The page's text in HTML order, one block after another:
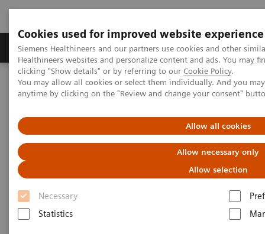
Cookies used for improved website experience
Siemens Healthineers and our partners use cookies and other
Healthineers websites and personalize content and ads. You may
clicking "Show details" or by referring to our Cookie Policy.
You may allow all cookies or select them individually. And you
anytime by clicking on the "Review and change your consent"
Allow all cookies
Allow necessary only
Allow selection
Necessary
Statistics
Producten & Services Over ons
Home
Educatie & Training
Mammografie: opleiding en vorming